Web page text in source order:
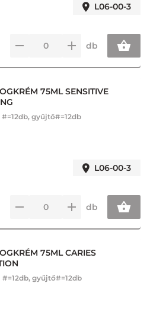
L06-00-3
db
75ML SENSITIVE
#=12db, gyűjtő#=12db
L06-00-3
db
75ML CARIES
#=12db, gyűjtő#=12db